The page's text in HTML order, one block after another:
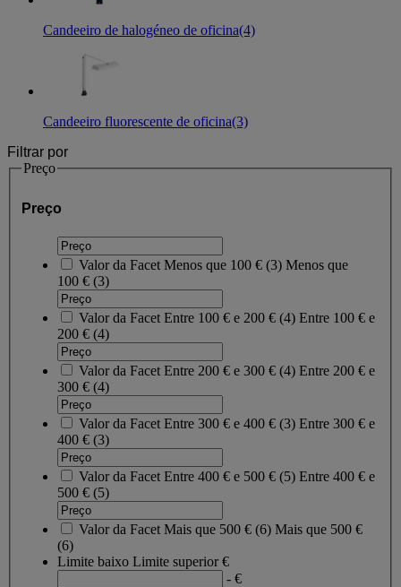
Candeeiro de halogéneo de oficina(4)
Candeeiro fluorescente de oficina(3)
Filtrar por
Preço
Preço
Valor da Facet Menos que 100 € (3) Menos que
100 € (3)
Valor da Facet Entre 100 € e 200 € (4) Entre 100 € e
200 € (4)
Valor da Facet Entre 200 € e 300 € (4) Entre 200 € e
300 € (4)
Valor da Facet Entre 300 € e 400 € (3) Entre 300 € e
400 € (3)
Valor da Facet Entre 400 € e 500 € (5) Entre 400 € e
500 € (5)
Valor da Facet Mais que 500 € (6) Mais que 500 €
(6)
Limite baixo Limite superior€
- €